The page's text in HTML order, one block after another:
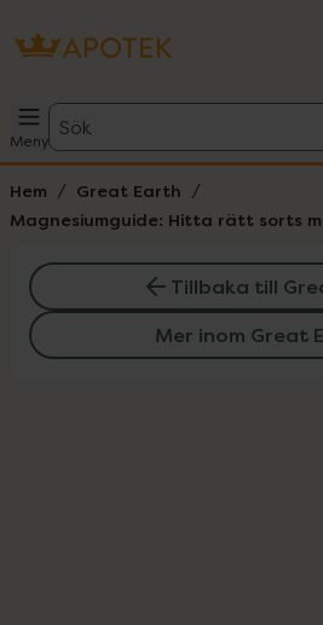
Meny
Sök
Hem
Great Earth
Magnesiumguide: Hitta rätt sorts
Tillbaka till
Mer inom Great